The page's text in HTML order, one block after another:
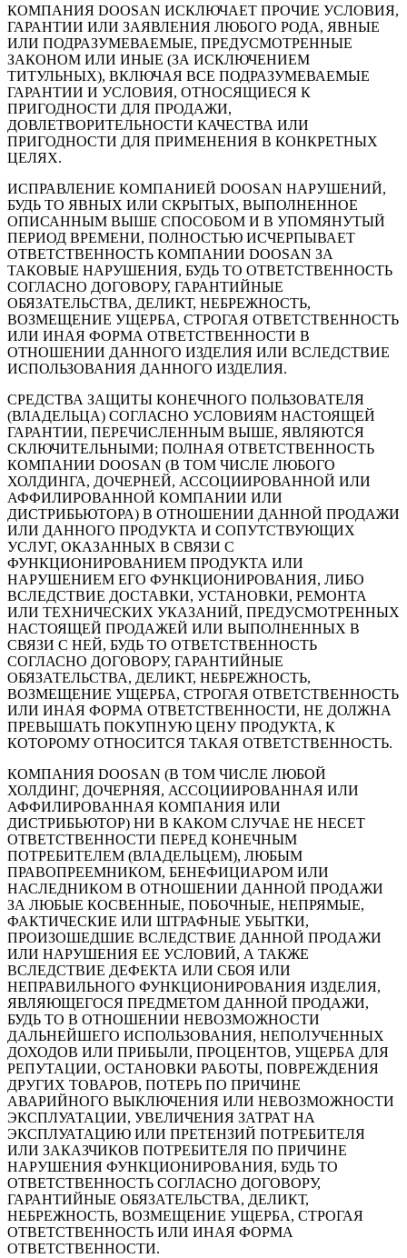
КОМПАНИЯ DOOSAN ИСКЛЮЧАЕТ ПРОЧИЕ УСЛОВИЯ,
ГАРАНТИИ ИЛИ ЗАЯВЛЕНИЯ ЛЮБОГО РОДА, ЯВНЫЕ
ИЛИ ПОДРАЗУМЕВАЕМЫЕ, ПРЕДУСМОТРЕННЫЕ
ЗАКОНОМ ИЛИ ИНЫЕ (ЗА ИСКЛЮЧЕНИЕМ
ТИТУЛЬНЫХ), ВКЛЮЧАЯ ВСЕ ПОДРАЗУМЕВАЕМЫЕ
ГАРАНТИИ И УСЛОВИЯ, ОТНОСЯЩИЕСЯ К
ПРИГОДНОСТИ ДЛЯ ПРОДАЖИ,
ДОВЛЕТВОРИТЕЛЬНОСТИ КАЧЕСТВА ИЛИ
ПРИГОДНОСТИ ДЛЯ ПРИМЕНЕНИЯ В КОНКРЕТНЫХ
ЦЕЛЯХ.
ИСПРАВЛЕНИЕ КОМПАНИЕЙ DOOSAN НАРУШЕНИЙ,
БУДЬ ТО ЯВНЫХ ИЛИ СКРЫТЫХ, ВЫПОЛНЕННОЕ
ОПИСАННЫМ ВЫШЕ СПОСОБОМ И В УПОМЯНУТЫЙ
ПЕРИОД ВРЕМЕНИ, ПОЛНОСТЬЮ ИСЧЕРПЫВАЕТ
ОТВЕТСТВЕННОСТЬ КОМПАНИИ DOOSAN ЗА
ТАКОВЫЕ НАРУШЕНИЯ, БУДЬ ТО ОТВЕТСТВЕННОСТЬ
СОГЛАСНО ДОГОВОРУ, ГАРАНТИЙНЫЕ
ОБЯЗАТЕЛЬСТВА, ДЕЛИКТ, НЕБРЕЖНОСТЬ,
ВОЗМЕЩЕНИЕ УЩЕРБА, СТРОГАЯ ОТВЕТСТВЕННОСТЬ
ИЛИ ИНАЯ ФОРМА ОТВЕТСТВЕННОСТИ В
ОТНОШЕНИИ ДАННОГО ИЗДЕЛИЯ ИЛИ ВСЛЕДСТВИЕ
ИСПОЛЬЗОВАНИЯ ДАННОГО ИЗДЕЛИЯ.
СРЕДСТВА ЗАЩИТЫ КОНЕЧНОГО ПОЛЬЗОВАТЕЛЯ
(ВЛАДЕЛЬЦА) СОГЛАСНО УСЛОВИЯМ НАСТОЯЩЕЙ
ГАРАНТИИ, ПЕРЕЧИСЛЕННЫМ ВЫШЕ, ЯВЛЯЮТСЯ
СКЛЮЧИТЕЛЬНЫМИ; ПОЛНАЯ ОТВЕТСТВЕННОСТЬ
КОМПАНИИ DOOSAN (В ТОМ ЧИСЛЕ ЛЮБОГО
ХОЛДИНГА, ДОЧЕРНЕЙ, АССОЦИИРОВАННОЙ ИЛИ
АФФИЛИРОВАННОЙ КОМПАНИИ ИЛИ
ДИСТРИБЬЮТОРА) В ОТНОШЕНИИ ДАННОЙ ПРОДАЖИ
ИЛИ ДАННОГО ПРОДУКТА И СОПУТСТВУЮЩИХ
УСЛУГ, ОКАЗАННЫХ В СВЯЗИ С
ФУНКЦИОНИРОВАНИЕМ ПРОДУКТА ИЛИ
НАРУШЕНИЕМ ЕГО ФУНКЦИОНИРОВАНИЯ, ЛИБО
ВСЛЕДСТВИЕ ДОСТАВКИ, УСТАНОВКИ, РЕМОНТА
ИЛИ ТЕХНИЧЕСКИХ УКАЗАНИЙ, ПРЕДУСМОТРЕННЫХ
НАСТОЯЩЕЙ ПРОДАЖЕЙ ИЛИ ВЫПОЛНЕННЫХ В
СВЯЗИ С НЕЙ, БУДЬ ТО ОТВЕТСТВЕННОСТЬ
СОГЛАСНО ДОГОВОРУ, ГАРАНТИЙНЫЕ
ОБЯЗАТЕЛЬСТВА, ДЕЛИКТ, НЕБРЕЖНОСТЬ,
ВОЗМЕЩЕНИЕ УЩЕРБА, СТРОГАЯ ОТВЕТСТВЕННОСТЬ
ИЛИ ИНАЯ ФОРМА ОТВЕТСТВЕННОСТИ, НЕ ДОЛЖНА
ПРЕВЫШАТЬ ПОКУПНУЮ ЦЕНУ ПРОДУКТА, К
КОТОРОМУ ОТНОСИТСЯ ТАКАЯ ОТВЕТСТВЕННОСТЬ.
КОМПАНИЯ DOOSAN (В ТОМ ЧИСЛЕ ЛЮБОЙ
ХОЛДИНГ, ДОЧЕРНЯЯ, АССОЦИИРОВАННАЯ ИЛИ
АФФИЛИРОВАННАЯ КОМПАНИЯ ИЛИ
ДИСТРИБЬЮТОР) НИ В КАКОМ СЛУЧАЕ НЕ НЕСЕТ
ОТВЕТСТВЕННОСТИ ПЕРЕД КОНЕЧНЫМ
ПОТРЕБИТЕЛЕМ (ВЛАДЕЛЬЦЕМ), ЛЮБЫМ
ПРАВОПРЕЕМНИКОМ, БЕНЕФИЦИАРОМ ИЛИ
НАСЛЕДНИКОМ В ОТНОШЕНИИ ДАННОЙ ПРОДАЖИ
ЗА ЛЮБЫЕ КОСВЕННЫЕ, ПОБОЧНЫЕ, НЕПРЯМЫЕ,
ФАКТИЧЕСКИЕ ИЛИ ШТРАФНЫЕ УБЫТКИ,
ПРОИЗОШЕДШИЕ ВСЛЕДСТВИЕ ДАННОЙ ПРОДАЖИ
ИЛИ НАРУШЕНИЯ ЕЕ УСЛОВИЙ, А ТАКЖЕ
ВСЛЕДСТВИЕ ДЕФЕКТА ИЛИ СБОЯ ИЛИ
НЕПРАВИЛЬНОГО ФУНКЦИОНИРОВАНИЯ ИЗДЕЛИЯ,
ЯВЛЯЮЩЕГОСЯ ПРЕДМЕТОМ ДАННОЙ ПРОДАЖИ,
БУДЬ ТО В ОТНОШЕНИИ НЕВОЗМОЖНОСТИ
ДАЛЬНЕЙШЕГО ИСПОЛЬЗОВАНИЯ, НЕПОЛУЧЕННЫХ
ДОХОДОВ ИЛИ ПРИБЫЛИ, ПРОЦЕНТОВ, УЩЕРБА ДЛЯ
РЕПУТАЦИИ, ОСТАНОВКИ РАБОТЫ, ПОВРЕЖДЕНИЯ
ДРУГИХ ТОВАРОВ, ПОТЕРЬ ПО ПРИЧИНЕ
АВАРИЙНОГО ВЫКЛЮЧЕНИЯ ИЛИ НЕВОЗМОЖНОСТИ
ЭКСПЛУАТАЦИИ, УВЕЛИЧЕНИЯ ЗАТРАТ НА
ЭКСПЛУАТАЦИЮ ИЛИ ПРЕТЕНЗИЙ ПОТРЕБИТЕЛЯ
ИЛИ ЗАКАЗЧИКОВ ПОТРЕБИТЕЛЯ ПО ПРИЧИНЕ
НАРУШЕНИЯ ФУНКЦИОНИРОВАНИЯ, БУДЬ ТО
ОТВЕТСТВЕННОСТЬ СОГЛАСНО ДОГОВОРУ,
ГАРАНТИЙНЫЕ ОБЯЗАТЕЛЬСТВА, ДЕЛИКТ,
НЕБРЕЖНОСТЬ, ВОЗМЕЩЕНИЕ УЩЕРБА, СТРОГАЯ
ОТВЕТСТВЕННОСТЬ ИЛИ ИНАЯ ФОРМА
ОТВЕТСТВЕННОСТИ.